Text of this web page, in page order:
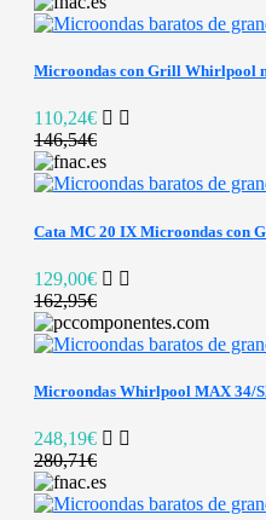
Microondas con Grill Whirlpool
110,24€
146,54€
Cata MC 20 IX Microondas con
129,00€
162,95€
Microondas Whirlpool MAX 34/
248,19€
280,71€